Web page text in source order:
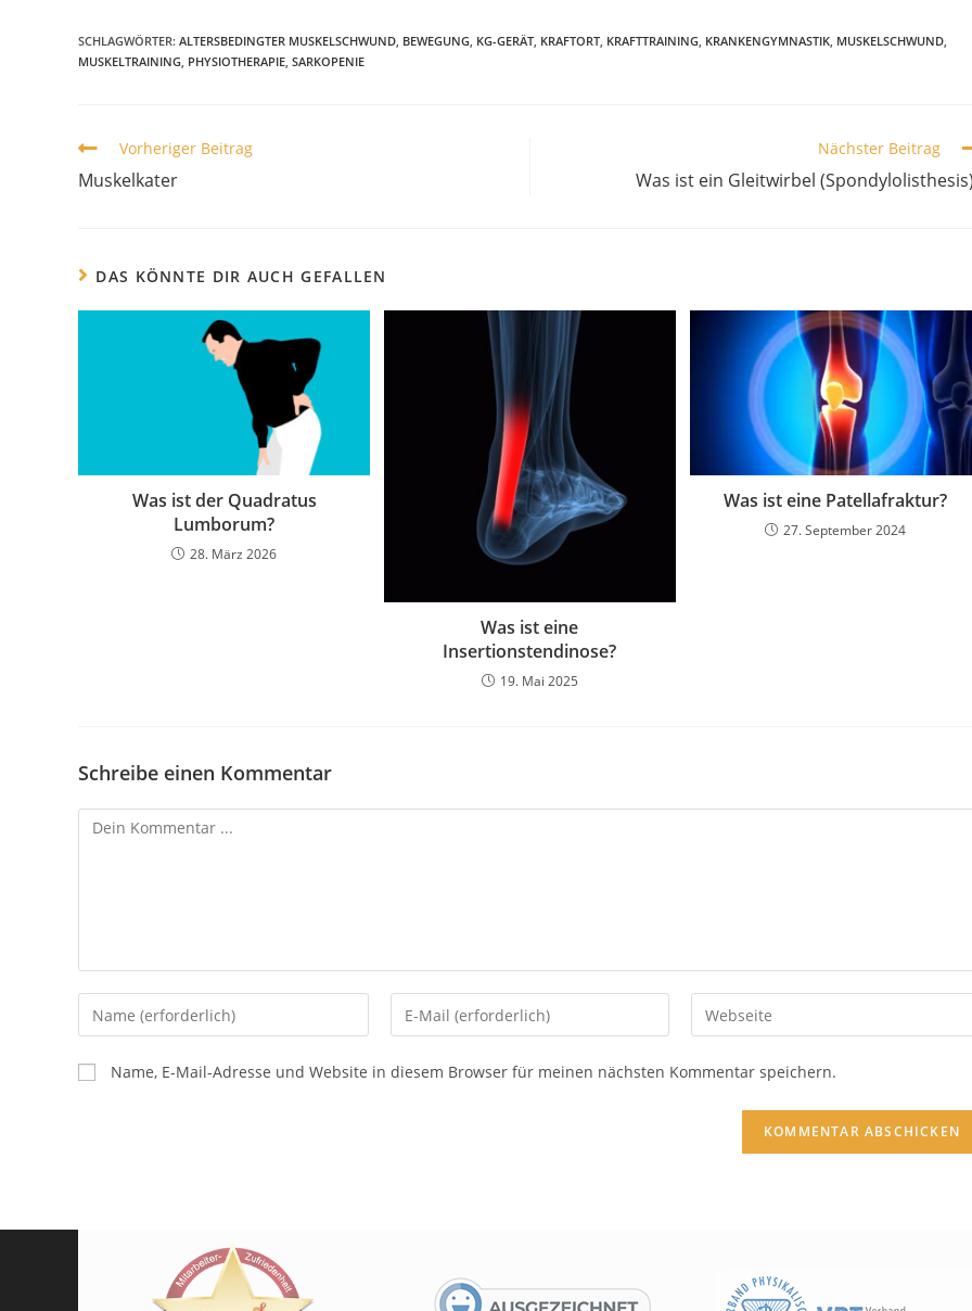
SCHLAGWÖRTER: ALTERSBEDINGTER MUSKELSCHWUND BEWEGUNG KG-GERÄT KRAFTORT KRAFTTRAINING KRANKENGYMNASTIK MUSKELSCHWUND
MUSKELTRAINING PHYSIOTHERAPIE SARKOPENIE
Vorheriger Beitrag
Muskelkater
Nächster Beitrag
Was ist ein Gleitwirbel
DAS KÖNNTE DIR AUCH GEFALLEN
Was ist der Quadratus
Lumborum?
28. März 2026
Was ist eine
Insertionstendinose?
19. Mai 2025
Was ist eine Patellafraktur?
27. September 2024
Schreibe einen Kommentar
Name, E-Mail-Adresse und Website in diesem Browser für meinen nächsten Kommentar speichern.